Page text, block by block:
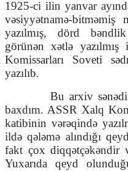
1925-ci ilin yanvar
vəsiyyətnamə-
yazılmış, dörd
görünən xətlə
Komissarları Soveti
yazılıb.
Bu arxiv
baxdım. ASSR Xalq
katibinin vərəqində
ildə qələmə alındığı
fakt çox diqqətçəkəndir
Yuxarıda qeyd